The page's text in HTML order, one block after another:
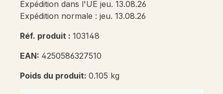
Expédition dans l'UE jeu. 13.08.26
Expédition normale : jeu. 13.08.26
Réf. produit : 103148
EAN: 4250586327510
Poids du produit: 0.105 kg